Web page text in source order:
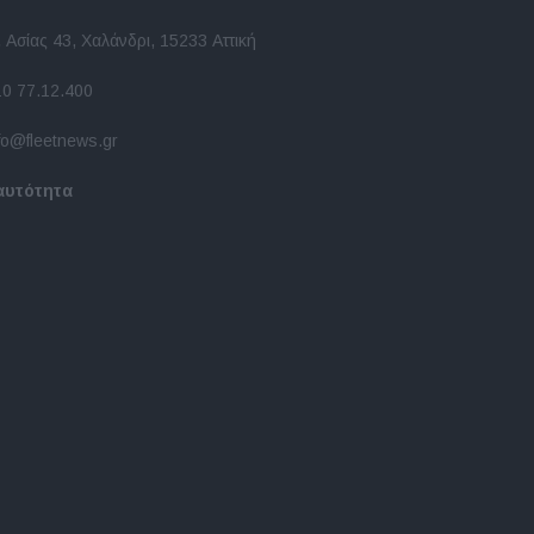
43, Χαλάνδρι, 15233 Αττική
77.12.400